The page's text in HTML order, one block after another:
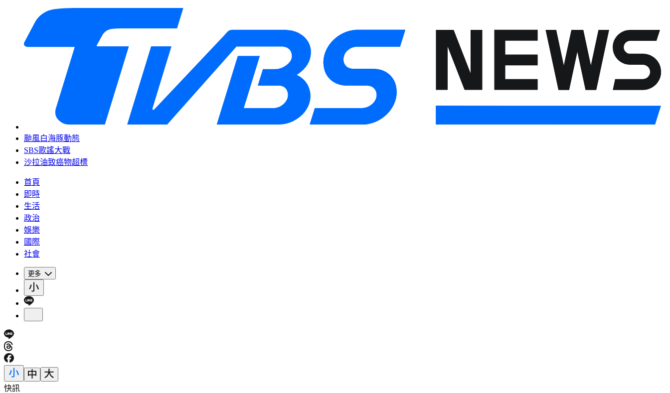
颱風白海豚動態
SBS歌謠大戰
沙拉油致癌物超標
首頁
即時
生活
政治
娛樂
國際
社會
更多
快訊